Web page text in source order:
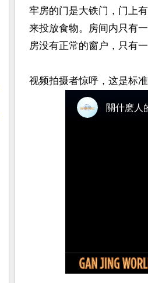
牢房的门是大铁门，门上
来投放食物。房间内只有
房没有正常的窗户，只有